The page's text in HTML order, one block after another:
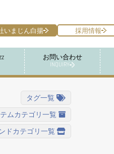
お問い合わせ
INQUIRY
いまじん白揚 採用情報
タグ一覧
ムカテゴリ一覧
ドカテゴリ一覧